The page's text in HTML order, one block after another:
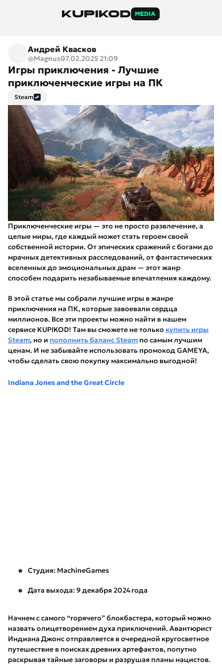
Андрей Квасков
@Magnus07.02.2025 21:09
Игры приключения - Лучшие
приключенческие игры на ПК
Steam
Приключенческие игры — это не просто развлечение, а
целые миры, где каждый может стать героем своей
собственной истории. От эпических сражений с богами до
мрачных детективных расследований, от фантастических
вселенных до эмоциональных драм — этот жанр
способен подарить незабываемые впечатления каждому.
В этой статье мы собрали лучшие игры в жанре
приключения на ПК, которые завоевали сердца
миллионов. Все эти проекты можно найти в нашем
сервисе KUPIKOD! Там вы сможете не только купить игры
Steam, но и пополнить баланс Steam по самым лучшим
ценам. И не забывайте использовать промокод GAMEYA,
чтобы сделать свою покупку максимально выгодной!
Indiana Jones and the Great Circle
Студия: MachineGames
Дата выхода: 9 декабря 2024 года
Начнем с самого “горячего” блокбастера, который можно
назвать олицетворением духа приключений. Авантюрист
Индиана Джонс отправляется в очередной кругосветное
путешествие в поисках древних артефактов, попутно
раскрывая тайные заговоры и разрушая планы нацистов.